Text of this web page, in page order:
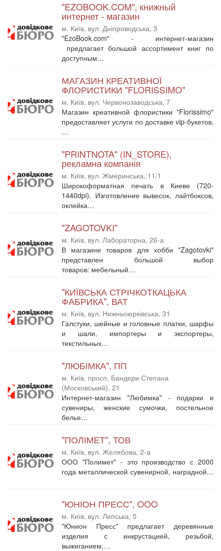
"EZOBOOK.COM", книжный
интернет - магазин
м. Київ, вул. Дніпроводська, 3
"EzoBook.com" - интернет-магазин
предлагает большой ассортимент книг по
доступным…
МАГАЗИН КРЕАТИВНОЇ
ФЛОРИСТИКИ "FLORISSIMO"
м. Київ, вул. Червонозаводська, 7
Магазин креативной флористики "Florissimo"
предоставляет услуги по доставке vip-букетов,
…
"PRINTNOTA" (IN_STORE),
рекламна компанія
м. Київ, вул. Жмеринська, 11/1
Широкоформатная печать в Киеве (720-
1440dpi). Изготовление вывесок, лайтбоксов,
оклейка…
"ZAGOTOVKI"
м. Київ, вул. Лабораторна, 26-а
В магазине товаров для хобби "Zagotovki"
представлен большой выбор
товаров: мебельный…
"КИЇВСЬКА СТРІЧКОТКАЦЬКА
ФАБРИКА", ВАТ
м. Київ, вул. Нижньоюрківська, 31
Галстуки, шейные и головные платки, шарфы
и шали, импортеры и экспортеры,
текстильных…
"ЛЮБІМКА", ПП
м. Київ, просп. Бандери Степана
(Московський), 21
Интернет-магазин "Любимка" - подарки и
сувениры, женские сумочки, постельное
белье…
"ПОЛІМЕТ", ТОВ
м. Київ, вул. Желябова, 2-а
ООО "Полимет" - это производство с 2000
года металлической сувенирной, наградной…
"ЮНІОН ПРЕСС", OOO
м. Київ, вул. Липська, 5
"Юнион Пресс" предлагает деревянные
изделия с инкрустацией, резьбой,
выжиганием,…